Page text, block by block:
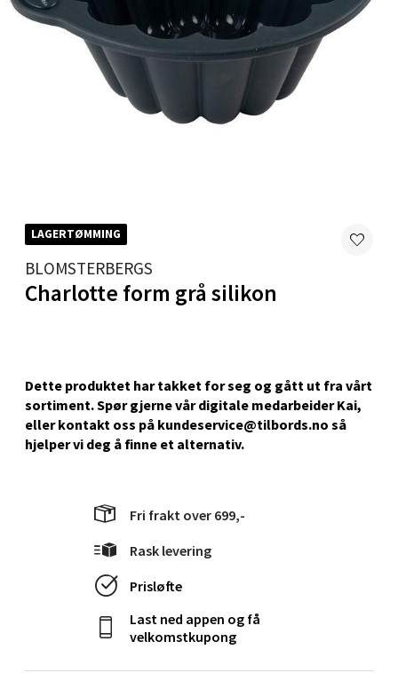
LAGERTØMMING
BLOMSTERBERGS
Charlotte form grå silikon
Dette produktet har takket for seg og gått ut fra vårt
sortiment. Spør gjerne vår digitale medarbeider Kai,
eller kontakt oss på kundeservice@tilbords.no så
hjelper vi deg å ﬁnne et alternativ.
Fri frakt over 699,-
Rask levering
Prisløfte
Last ned appen og få
velkomstkupong
Skillevegen 5, 9411 Harstad
Åpent i dag 10-20
0 i butikk
Austbøvegen 16, 5542 Karmsund
Åpent i dag 10-20
0 i butikk
Stavanger og Sandnes - Kilden
Gartnerveien 16, 4016 Stavanger
Åpent i dag 10-20
0 i butikk